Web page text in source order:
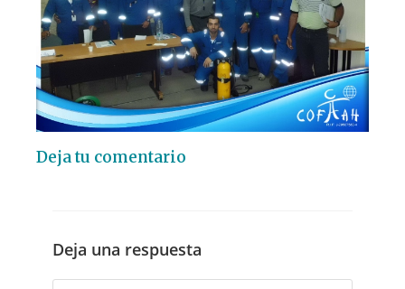
Deja tu comentario
Deja una respuesta